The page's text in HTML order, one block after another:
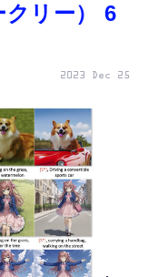
クリー） 6
2023 Dec 25